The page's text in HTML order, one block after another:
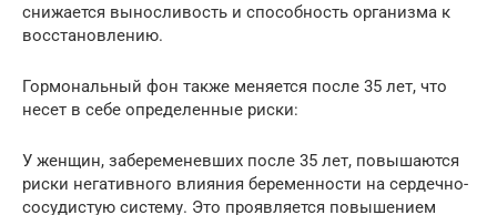
снижается выносливость и способность организма к
восстановлению.
Гормональный фон также меняется после 35 лет, что
несет в себе определенные риски:
У женщин, забеременевших после 35 лет, повышаются
риски негативного влияния беременности на сердечно-
сосудистую систему. Это проявляется повышением